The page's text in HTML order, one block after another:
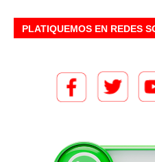
PLATIQUEMOS EN REDES